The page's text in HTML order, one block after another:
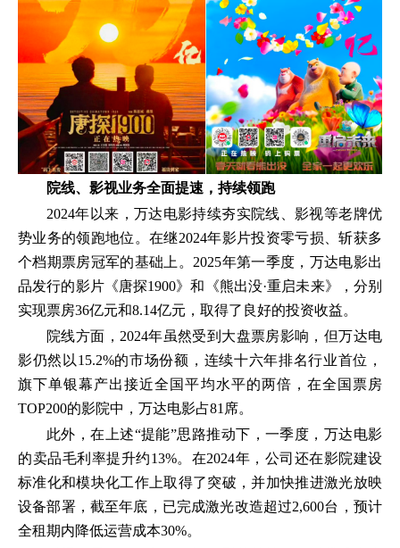
院线、影视业务全面提速，持续领跑
2024年以来，万达电影持续夯实院线、影视等老牌优
势业务的领跑地位。在继2024年影片投资零亏损、斩获多
个档期票房冠军的基础上。2025年第一季度，万达电影出
品发行的影片《唐探1900》和《熊出没·重启未来》，分别
实现票房36亿元和8.14亿元，取得了良好的投资收益。
院线方面，2024年虽然受到大盘票房影响，但万达电
影仍然以15.2%的市场份额，连续十六年排名行业首位，
旗下单银幕产出接近全国平均水平的两倍，在全国票房
TOP200的影院中，万达电影占81席。
此外，在上述“提能”思路推动下，一季度，万达电影
的卖品毛利率提升约13%。在2024年，公司还在影院建设
标准化和模块化工作上取得了突破，并加快推进激光放映
设备部署，截至年底，已完成激光改造超过2,600台，预计
全租期内降低运营成本30%。